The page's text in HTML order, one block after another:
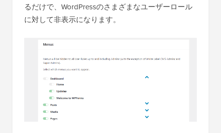
るだけで、WordPressのさまざまなユーザーロール
に対して非表示になります。